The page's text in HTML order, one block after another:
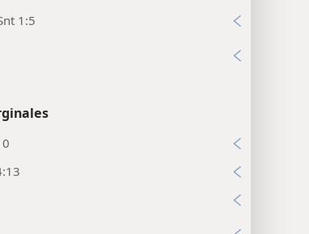
Jer 27:5; Da 4:17
1:5